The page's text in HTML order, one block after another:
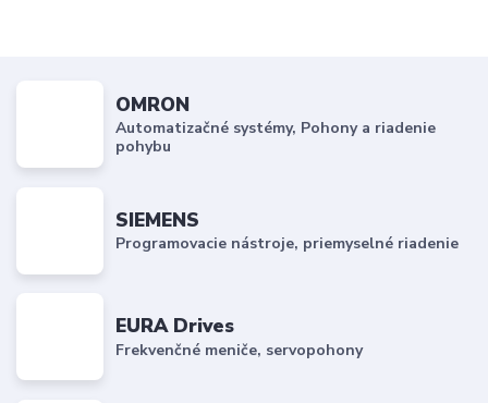
OMRON
Automatizačné systémy, Pohony a riadenie
pohybu
SIEMENS
Programovacie nástroje, priemyselné riadenie
EURA Drives
Frekvenčné meniče, servopohony